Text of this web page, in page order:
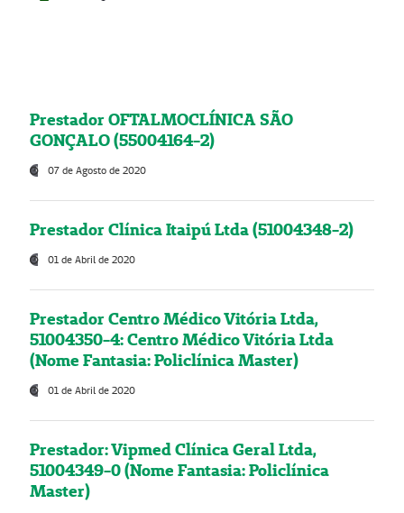
Prestador OFTALMOCLÍNICA SÃO
GONÇALO (55004164-2)
07 de Agosto de 2020
Prestador Clínica Itaipú Ltda (51004348-2)
01 de Abril de 2020
Prestador Centro Médico Vitória Ltda,
51004350-4: Centro Médico Vitória Ltda
(Nome Fantasia: Policlínica Master)
01 de Abril de 2020
Prestador: Vipmed Clínica Geral Ltda,
51004349-0 (Nome Fantasia: Policlínica
Master)